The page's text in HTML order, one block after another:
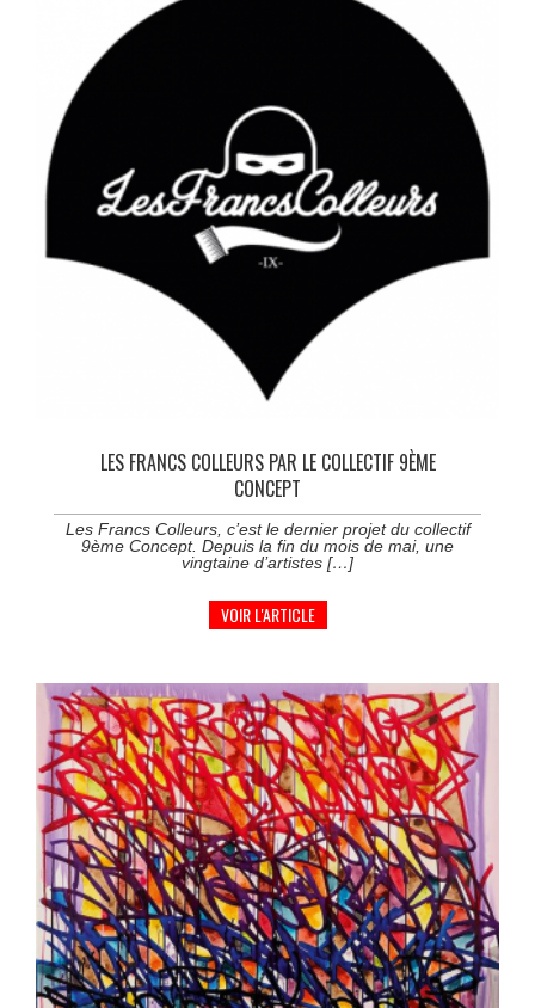
LES FRANCS COLLEURS PAR LE COLLECTIF 9ÈME
CONCEPT
Les Francs Colleurs, c’est le dernier projet du collectif
9ème Concept. Depuis la fin du mois de mai, une
vingtaine d’artistes […]
VOIR L'ARTICLE